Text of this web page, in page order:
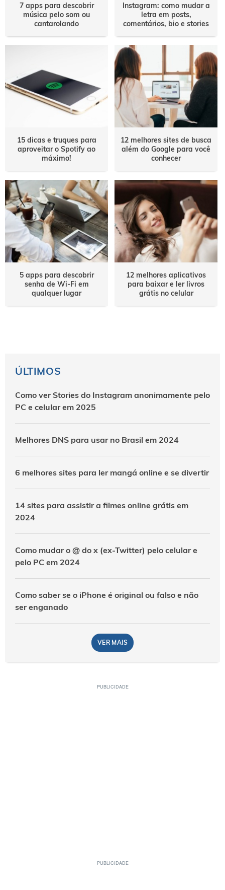
7 apps para descobrir
música pelo som ou
cantarolando
Instagram: como mudar a
letra em posts,
comentários, bio e stories
15 dicas e truques para
aproveitar o Spotify ao
máximo!
12 melhores sites de busca
além do Google para você
conhecer
5 apps para descobrir
senha de Wi-Fi em
qualquer lugar
12 melhores aplicativos
para baixar e ler livros
grátis no celular
ÚLTIMOS
Como ver Stories do Instagram anonimamente pelo
PC e celular em 2025
Melhores DNS para usar no Brasil em 2024
6 melhores sites para ler mangá online e se divertir
14 sites para assistir a filmes online grátis em
2024
Como mudar o @ do x (ex-Twitter) pelo celular e
pelo PC em 2024
Como saber se o iPhone é original ou falso e não
ser enganado
VER MAIS